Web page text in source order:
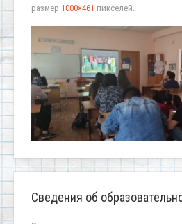
размер 1000×461 пикселей.
Сведения об